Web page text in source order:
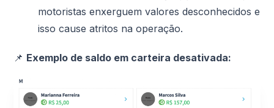
motoristas enxerguem valores desconhecidos e
isso cause atritos na operação.
📌 Exemplo de saldo em carteira desativada: